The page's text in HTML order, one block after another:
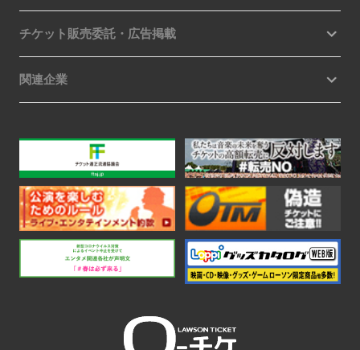
チケット販売委託・広告掲載
関連企業